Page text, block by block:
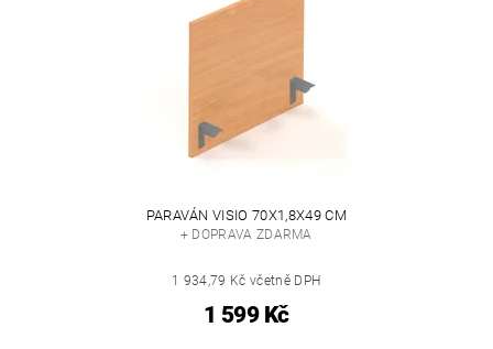
PARAVÁN VISIO 70X1,8X49 CM
+ DOPRAVA ZDARMA
1 934,79 Kč včetně DPH
1 599 Kč